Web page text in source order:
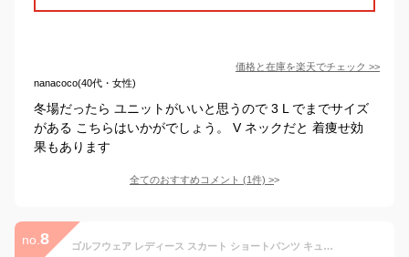
価格と在庫を楽天でチェック >>
nanacoco(40代・女性)
冬場だったら ユニットがいいと思うので 3 L でまでサイズ
がある こちらはいかがでしょう。 V ネックだと 着痩せ効
果もあります
全てのおすすめコメント (1件) >
no. 8 ゴルフウェア レディース スカート ショートパンツ キュロットスカート パンツ スポーツウェア ボトムス 春 夏 秋 ウエストゴム ストレッチ 撥水 速乾 ショート グレー ネイビー ベージュ M/L/LL 大きいサイズ ゆったり あす楽 送料無料 即納